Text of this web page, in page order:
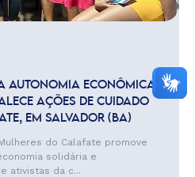
AUTONOMIA ECONÔMICA
AÇÕES DE CUIDADO
EM SALVADOR (BA)
do Calafate promove
solidária e
ativistas da c...